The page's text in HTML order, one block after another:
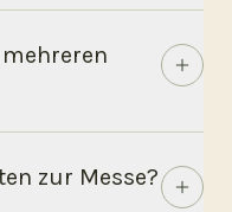
zur Messe?